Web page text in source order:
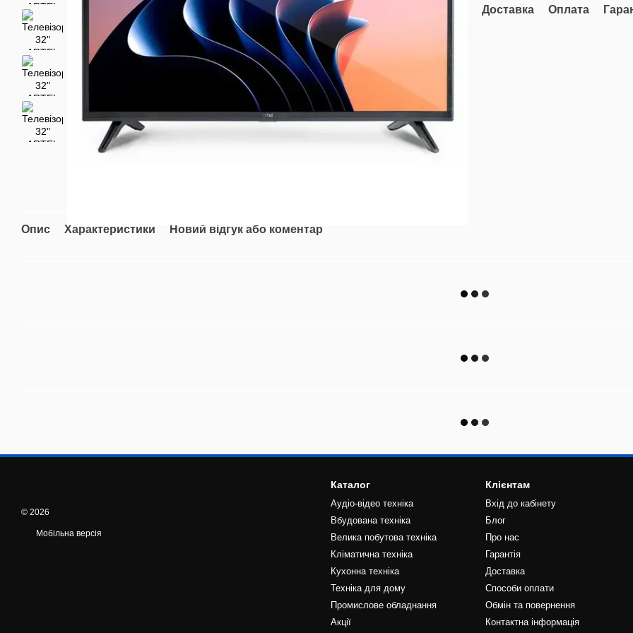
Опис Характеристики Новий відгук або коментар
Доставка Оплата
© 2026
Мобільна версія
Каталог
Аудіо-відео техніка
Вбудована техніка
Велика побутова техніка
Кліматична техніка
Кухонна техніка
Техніка для дому
Промислове обладнання
Акції
Клієнтам
Вхід до кабінету
Блог
Про нас
Гарантія
Доставка
Способи оплати
Обмін та повернення
Контактна інформація